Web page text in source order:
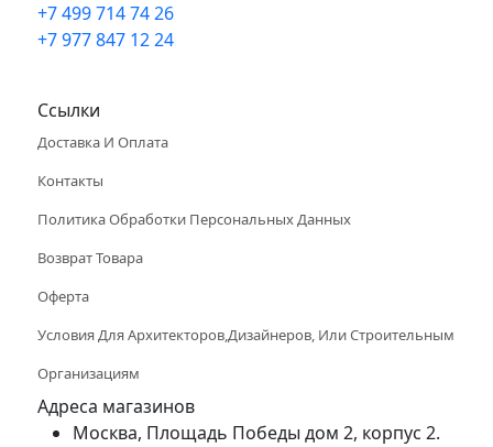
+7 499 714 74 26
+7 977 847 12 24
Ссылки
Доставка И Оплата
Контакты
Политика Обработки Персональных Данных
Возврат Товара
Оферта
Условия Для Архитекторов,дизайнеров, Или Строительным
Организациям
Адреса магазинов
Москва, Площадь Победы дом 2, корпус 2.